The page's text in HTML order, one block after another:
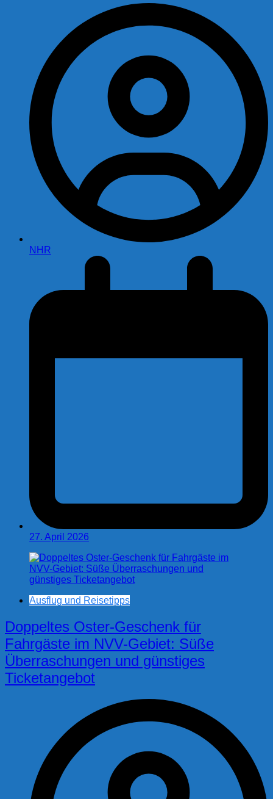
NHR
27. April 2026
Ausflug und Reisetipps
Doppeltes Oster-Geschenk für
Fahrgäste im NVV-Gebiet: Süße
Überraschungen und günstiges
Ticketangebot